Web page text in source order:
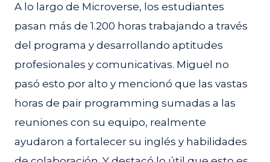
A lo largo de Microverse, los estudiantes
pasan más de 1.200 horas trabajando a través
del programa y desarrollando aptitudes
profesionales y comunicativas. Miguel no
pasó esto por alto y mencionó que las vastas
horas de pair programming sumadas a las
reuniones con su equipo, realmente
ayudaron a fortalecer su inglés y habilidades